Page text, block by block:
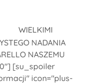
WIELKIMI
NADANIA
NASZEMU
[su_spoiler
icon="plus-